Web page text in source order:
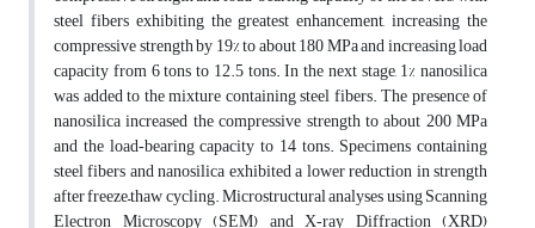
steel fibers exhibiting the greatest enhancement, increasing the
compressive strength by 19% to about 180 MPa and increasing load
capacity from 6 tons to 12.5 tons. In the next stage, 1% nanosilica
was added to the mixture containing steel fibers. The presence of
nanosilica increased the compressive strength to about 200 MPa
and the load‑bearing capacity to 14 tons. Specimens containing
steel fibers and nanosilica exhibited a lower reduction in strength
after freeze–thaw cycling. Microstructural analyses using Scanning